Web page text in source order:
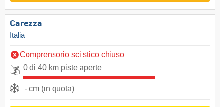
Carezza
Italia
Comprensorio sciistico chiuso
0 di 40 km piste aperte
- cm (in quota)